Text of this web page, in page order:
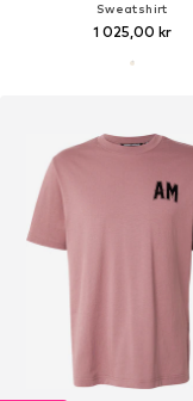
Sweatshirt
1 025,00 kr